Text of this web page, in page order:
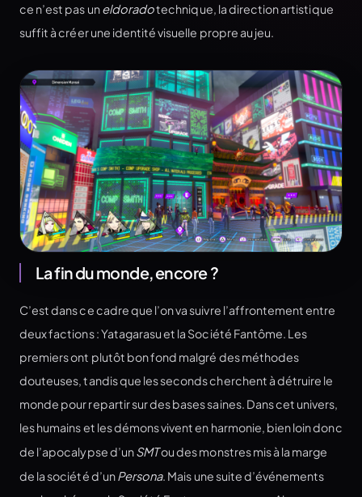
ce n’est pas uneldoradotechnique, la direction artistique
suffit à créer une identité visuelle propre au jeu.
La fin du monde, encore ?
C’est dans ce cadre que l’on va suivre l’affrontement entre
deux factions : Yatagarasu et la Société Fantôme. Les
premiers ont plutôt bon fond malgré des méthodes
douteuses, tandis que les seconds cherchent à détruire le
monde pour repartir sur des bases saines. Dans cet univers,
les humains et les démons vivent en harmonie, bien loin donc
de l’apocalypse d’unSMTou des monstres mis à la marge
de la société d’unPersona. Mais une suite d’événements